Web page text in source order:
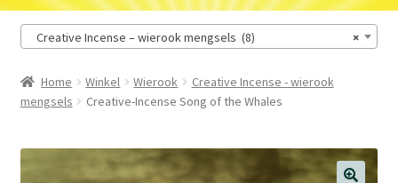
Winkel
Het Gouden Tijdperk
Contact
×
Creative Incense – wierook mengsels (8)
Home Winkel Wierook
Creative Incense - wierook
mengsels
Creative-Incense Song of the Whales